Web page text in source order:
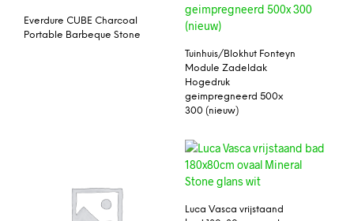
Everdure CUBE Charcoal
Portable Barbeque Stone
Tuinhuis/Blokhut Fonteyn
Module Zadeldak
Hogedruk
geimpregneerd 500x
300 (nieuw)
Luca Vasca vrijstaand